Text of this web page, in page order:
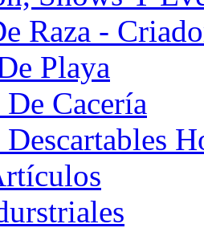
Raza -
Playa
Cacería